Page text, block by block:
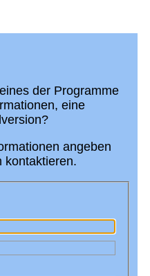
der Programme
eine
angeben
kontaktieren.
leer